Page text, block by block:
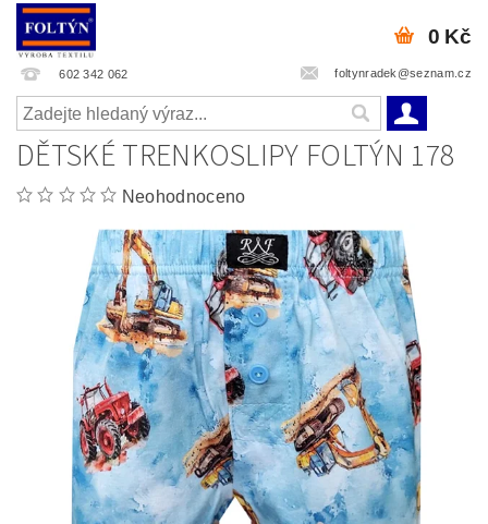
602 342 062 foltynradek@seznam.cz
0 Kč
DĚTSKÉ TRENKOSLIPY FOLTÝN 178
Neohodnoceno